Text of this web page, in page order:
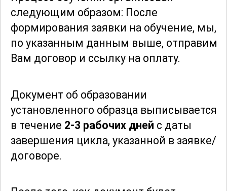
эффективно использовать
возможности оборудования.
Обучение также охватывает аспекты
планирования и организации работы.
организовать рабочее место,
распределить задачи и контролировать
качество выполнения работ. Эти
навыки помогут вам стать более
эффективным и продуктивным
следующим образом: После
формирования заявки на обучение, мы,
по указанным данным выше, отправим
Вам договор и ссылку на оплату.
Документ об образовании
установленного образца выписывается
в течение 2-3 рабочих дней с даты
завершения цикла, указанной в заявке/
договоре.